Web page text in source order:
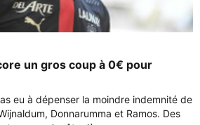
un gros coup à 0€ pour
eu à dépenser la moindre indemnité de
Donnarumma et Ramos. Des